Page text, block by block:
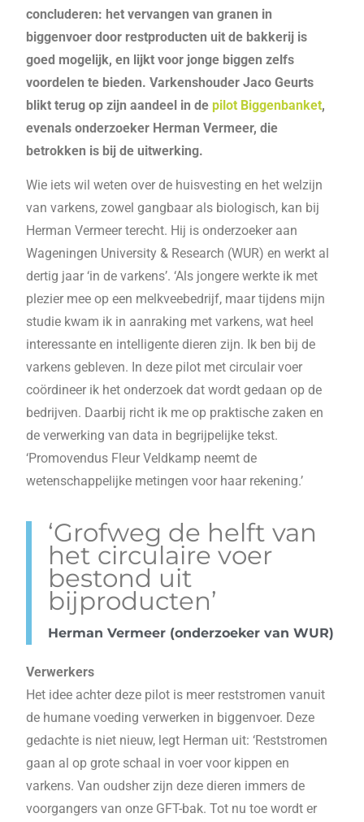
concluderen: het vervangen van granen in
biggenvoer door restproducten uit de bakkerij is
goed mogelijk, en lijkt voor jonge biggen zelfs
voordelen te bieden. Varkenshouder Jaco Geurts
blikt terug op zijn aandeel in depilot Biggenbanket,
evenals onderzoeker Herman Vermeer, die
betrokken is bij de uitwerking.
Wie iets wil weten over de huisvesting en het welzijn
van varkens, zowel gangbaar als biologisch, kan bij
Herman Vermeer terecht. Hij is onderzoeker aan
Wageningen University & Research (WUR) en werkt al
dertig jaar ‘in de varkens’. ‘Als jongere werkte ik met
plezier mee op een melkveebedrijf, maar tijdens mijn
studie kwam ik in aanraking met varkens, wat heel
interessante en intelligente dieren zijn. Ik ben bij de
varkens gebleven. In deze pilot met circulair voer
coördineer ik het onderzoek dat wordt gedaan op de
bedrijven. Daarbij richt ik me op praktische zaken en
de verwerking van data in begrijpelijke tekst.
‘Promovendus Fleur Veldkamp neemt de
wetenschappelijke metingen voor haar rekening.’
‘Grofweg de helft van
het circulaire voer
bestond uit
bijproducten’
Herman Vermeer (onderzoeker van WUR)
Verwerkers
Het idee achter deze pilot is meer reststromen vanuit
de humane voeding verwerken in biggenvoer. Deze
gedachte is niet nieuw, legt Herman uit: ‘Reststromen
gaan al op grote schaal in voer voor kippen en
varkens. Van oudsher zijn deze dieren immers de
voorgangers van onze GFT-bak. Tot nu toe wordt er